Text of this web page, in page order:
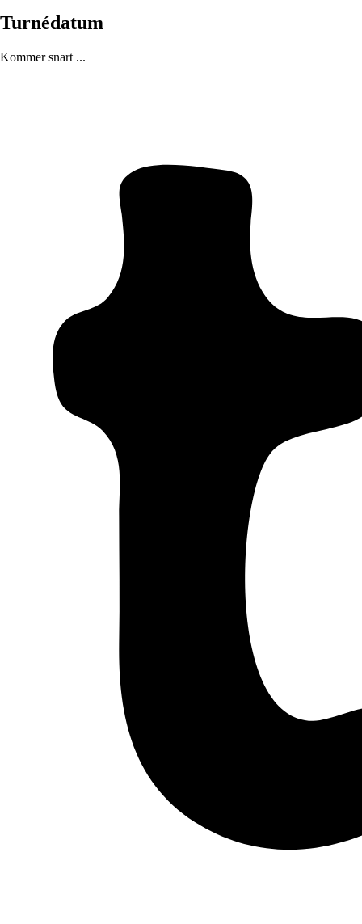
Turnédatum
Kommer snart ...